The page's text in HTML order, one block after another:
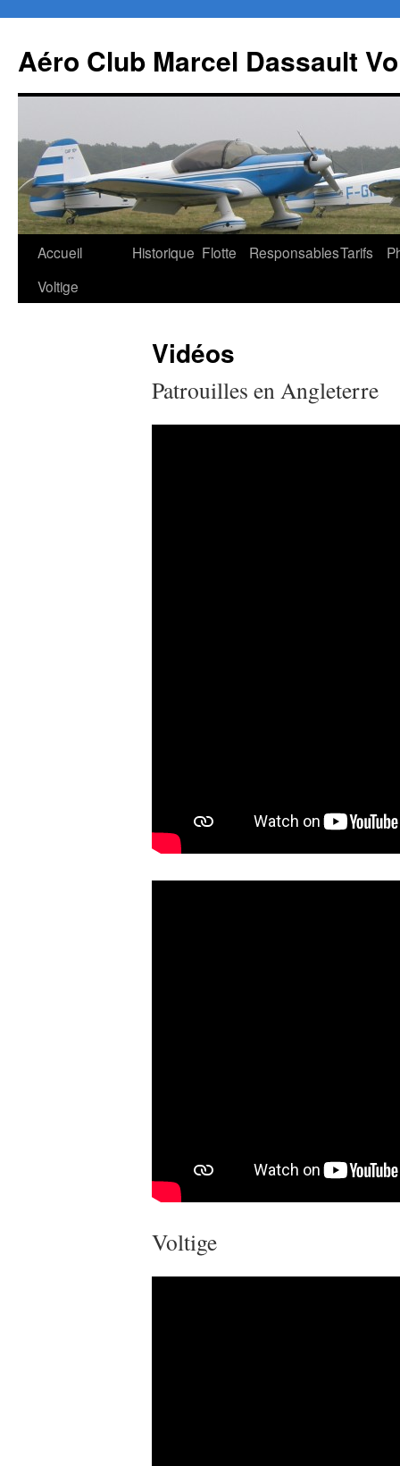
contenu
Aéro Club Marcel Dassault
Accueil
Voltige
Historique Flotte ResponsablesTarifs
Vidéos
Patrouilles en Angleterre
Voltige